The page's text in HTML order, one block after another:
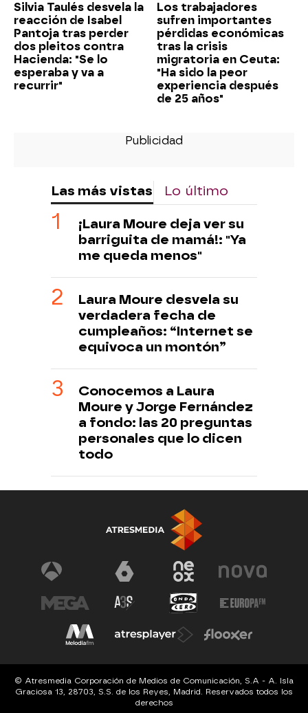
Silvia Taulés desvela la
reacción de Isabel
Pantoja tras perder
dos pleitos contra
Hacienda: "Se lo
esperaba y va a
recurrir"
Los trabajadores
sufren importantes
pérdidas económicas
tras la crisis
migratoria en Ceuta:
"Ha sido la peor
experiencia después
de 25 años"
Las más vistas Lo último
¡Laura Moure deja ver su
barriguita de mamá!: "Ya
me queda menos"
Laura Moure desvela su
verdadera fecha de
cumpleaños: “Internet se
equivoca un montón”
Conocemos a Laura
Moure y Jorge Fernández
a fondo: las 20 preguntas
personales que lo dicen
todo
© Atresmedia Corporación de Medios de Comunicación, S.A - A. Isla
Graciosa 13, 28703, S.S. de los Reyes, Madrid. Reservados todos los
derechos